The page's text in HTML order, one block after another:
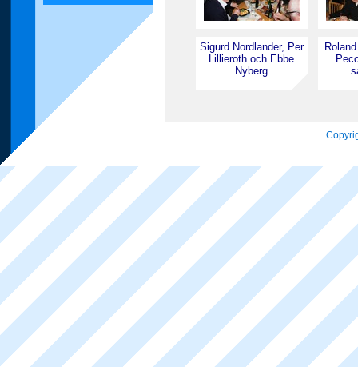
Sigurd Nordlander, Per
Lillieroth och Ebbe
Nyberg